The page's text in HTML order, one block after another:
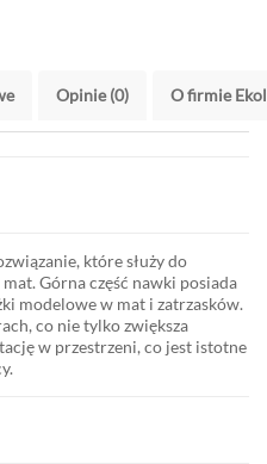
Opinie (0) O firmie
które służy do
Górna część nawki posiada
modelowe w mat i zatrzasków.
co nie tylko zwiększa
w przestrzeni, co jest istotne